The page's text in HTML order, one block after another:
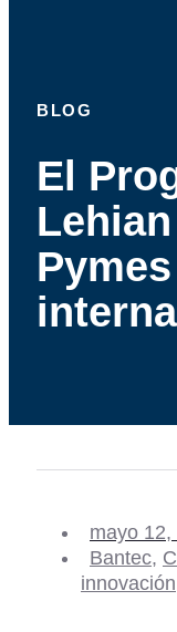
BLOG
El
mayo 12,
Bantec,
innovación